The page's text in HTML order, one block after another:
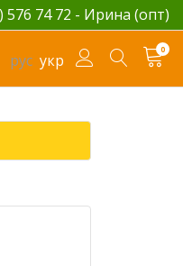
576 74 72 - Ирина (опт)
рус укр
0